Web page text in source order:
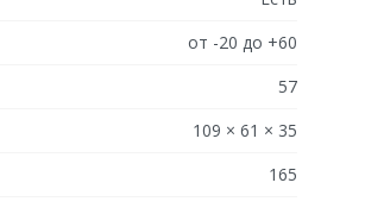
от -20 до +60
57
109 × 61 × 35
165